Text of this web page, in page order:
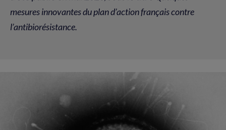
mesures innovantes du plan d’action français contre
l’antibiorésistance.